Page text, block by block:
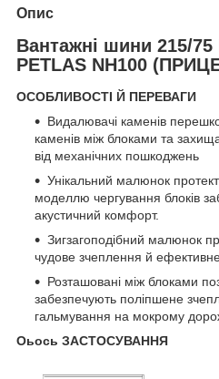
Опис
Вантажні шини 215/75
PETLAS NH100
ОСОБЛИВОСТІ Й ПЕРЕВАГИ
Видалювачі каменів
каменів між блоками та
від механічних пошкоджень
Унікальний малюнок
моделлю чергування блоків
акустичний комфорт.
Зигзагоподібний малюнок
чудове зчеплення й
Розташовані між блоками
забезпечують поліпшене
гальмування на мокрому
Оьось ЗАСТОСУВАННЯ